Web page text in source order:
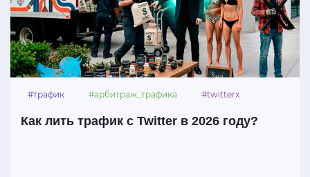
#трафик #арбитраж_трафика #twitterx
Как лить трафик с Twitter в 2026 году?